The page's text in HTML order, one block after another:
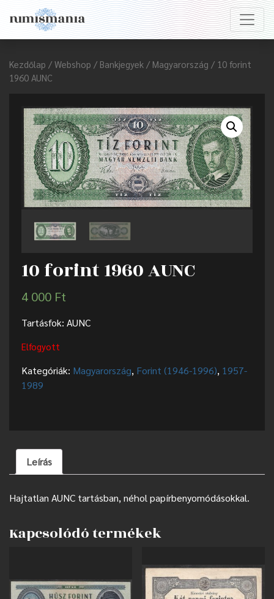
Kezdőlap / Webshop / Bankjegyek / Magyarország / 10 forint
1960 AUNC
10 forint 1960 AUNC
4 000 Ft
Tartásfok: AUNC
Elfogyott
Kategóriák: Magyarország, Forint (1946-1996), 1957-
1989
Leírás
Hajtatlan AUNC tartásban, néhol papírbenyomódásokkal.
Kapcsolódó termékek